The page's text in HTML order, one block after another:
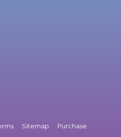
Sitemap Purchase